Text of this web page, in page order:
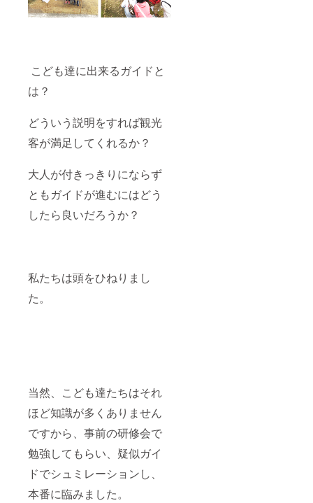
こども達に出来るガイドと
は？
どういう説明をすれば観光
客が満足してくれるか？
大人が付きっきりにならず
ともガイドが進むにはどう
したら良いだろうか？
私たちは頭をひねりまし
た。
当然、こども達たちはそれ
ほど知識が多くありません
ですから、事前の研修会で
勉強してもらい、疑似ガイ
ドでシュミレーションし、
本番に臨みました。